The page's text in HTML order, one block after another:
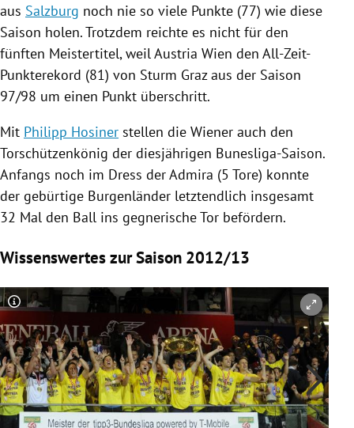
Untermenü
aus Salzburg noch nie so viele Punkte (77) wie diese
Saison holen. Trotzdem reichte es nicht für den
fünften Meistertitel, weilAustria Wien den All-Zeit-
Punkterekord (81) von Sturm Grazaus der Saison
97/98 um einen Punkt überschritt.
Mit Philipp Hosiner stellen die Wiener auch den
Torschützenkönig der diesjährigen Bunesliga-Saison.
Anfangs noch im Dress derAdmira (5 Tore) konnte
der gebürtige Burgenländer letztendlich insgesamt
32 Mal den Ball ins gegnerische Tor befördern.
Wissenswertes zur Saison 2012/13
Copyright-Hinweis öffnen/schließen